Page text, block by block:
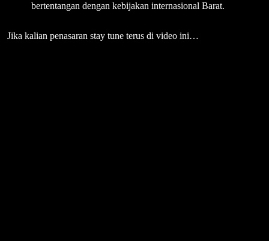
bertentangan dengan kebijakan internasional Barat.
Jika kalian penasaran stay tune terus di video ini…